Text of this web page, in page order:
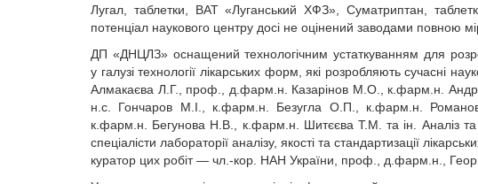
Лугал, таблетки, ВАТ «Луганський ХФЗ», Суматриптан,
потенціал наукового центру досі не оцінений заводами повною
ДП «ДНЦЛЗ» оснащений технологічним устаткуванням для
у галузі технології лікарських форм, які розробляють
Алмакаєва Л.Г., проф., д.фарм.н. Казарінов М.О., к.фарм.н.
н.с. Гончаров М.І., к.фарм.н. Безугла О.П., к.фарм.н.
к.фарм.н. Бегунова Н.В., к.фарм.н. Шитєєва Т.М. та ін. Аналіз та
спеціалісти лабораторії аналізу, якості та стандартизації
куратор цих робіт — чл.-кор. НАН України, проф., д.фарм.н.,